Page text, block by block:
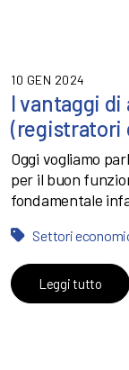
10 GEN 2024
I vantaggi
(registratori
Oggi vogliamo
per il buon
fondamentale
Leggi tutto
Settori